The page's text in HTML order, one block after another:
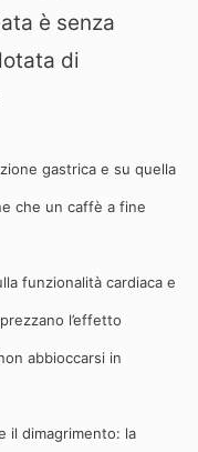
è senza
di
gastrica e su quella
che un caffè a fine
funzionalità cardiaca e
l’effetto
abbioccarsi in
il dimagrimento: la